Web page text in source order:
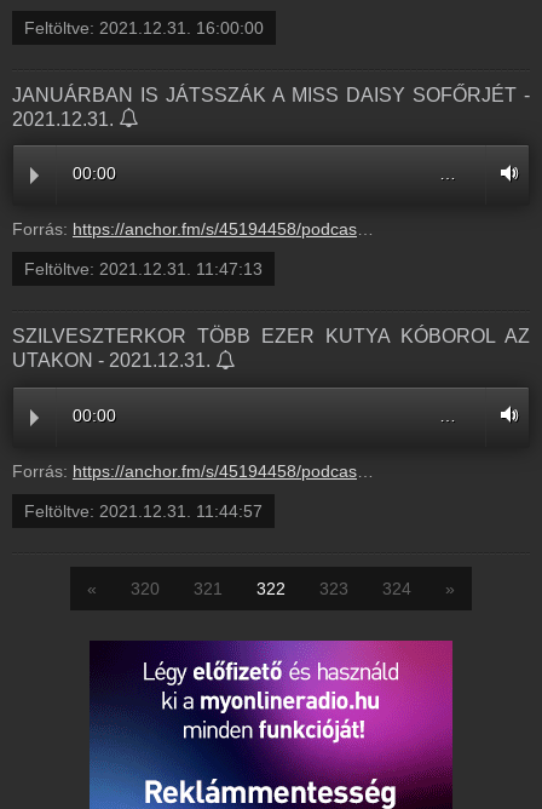
Feltöltve: 2021.12.31. 16:00:00
JANUÁRBAN IS JÁTSSZÁK A MISS DAISY SOFŐRJÉT -
2021.12.31.
00:00 …
Forrás: https://anchor.fm/s/45194458/podcast/play/45521611/https%3A%2F%2Fd3ctxlq1ktw2nl.cloudfront.net%2Fstaging%2F2021-11-31%2Fca7aa09b-f18c-8743-0b65-59c82192d064.mp3
Feltöltve: 2021.12.31. 11:47:13
SZILVESZTERKOR TÖBB EZER KUTYA KÓBOROL AZ
UTAKON - 2021.12.31.
00:00
Forrás: https://anchor.fm/s/45194458/podcast/play/45523731/https%3A%2F%2Fd3ctxlq1ktw2nl.cloudfront.net%2Fstaging%2F2021-11-31%2Fc90bb10c-7186-5552-2cce-8fe96ea4ae97.mp3
Feltöltve: 2021.12.31. 11:44:57
« 320 321 322 323 324 »